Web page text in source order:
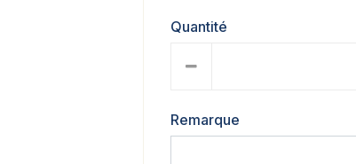
Quantité
Remarque